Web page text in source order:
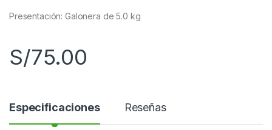
Presentación: Galonera de 5.0 kg
S/75.00
Especificaciones Reseñas